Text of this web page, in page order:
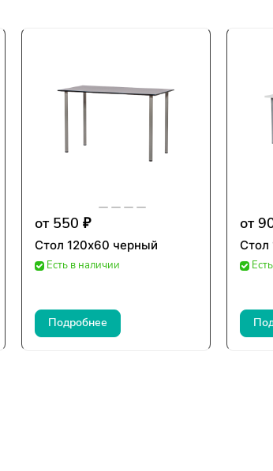
от 550 ₽
Стол 120х60 черный
Есть в наличии
Подробнее
от
Стол